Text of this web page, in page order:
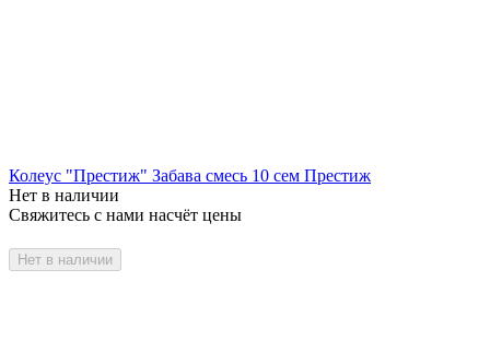
Колеус "Престиж" Забава смесь 10 сем Престиж
Нет в наличии
Свяжитесь с нами насчёт цены
Нет в наличии